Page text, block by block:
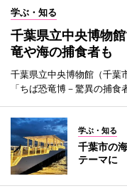
学ぶ・知る
千葉県立中央博物
竜や海の捕食者も
千葉県立中央博物館（千葉
「ちば恐竜博－驚異の捕食
学ぶ・知る
千葉市の
テーマに